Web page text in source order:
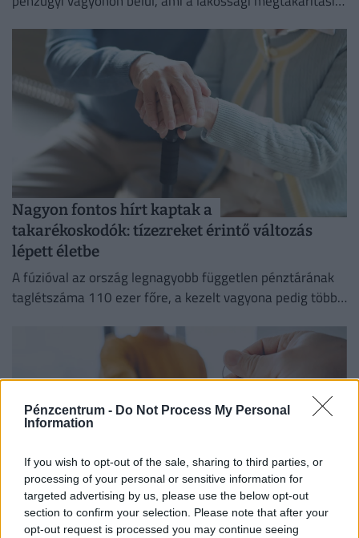
Pénzcentrum - Do Not Process My Personal
Information
If you wish to opt-out of the sale, sharing to third parties, or
processing of your personal or sensitive information for
targeted advertising by us, please use the below opt-out
section to confirm your selection. Please note that after your
opt-out request is processed you may continue seeing
Nagyon fontos hírt kaptak a
takarékoskodók: tízezreket érintő változás
lépett életbe
A fúzióval az ország legnagyobb független pénztárának
taglétszáma 110 ezer főre, a kezelt vagyona pedig több
Fontos bejelentést tett az egyik hazai
bank: így kaszálhatnak 1,8 milliós